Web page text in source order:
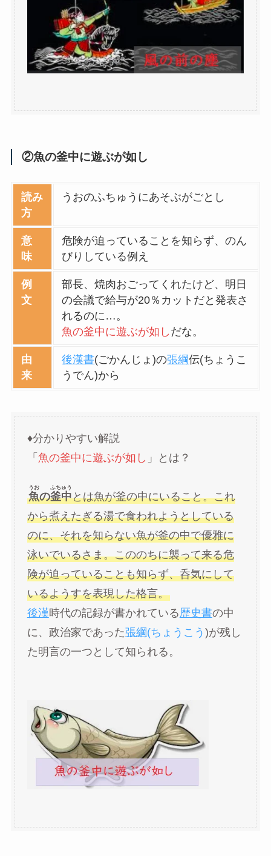
②魚の釜中に遊ぶが如し
読み
方
うおのふちゅうにあそぶがごとし
意
味
危険が迫っていることを知らず、のん
びりしている例え
例
文
部長、焼肉おごってくれたけど、明日
の会議で給与が20％カットだと発表さ
れるのに…。
魚の釜中に遊ぶが如し だな。
由
来
後漢書(ごかんじょ)の張綱伝(ちょうこ
うでん)から
♦分かりやすい解説
「 魚の釜中に遊ぶが如し 」とは？
魚
うお
の釜中
ふちゅう
とは魚が釜の中にいること。これ
から煮えたぎる湯で食われようとしている
のに、それを知らない魚が釜の中で優雅に
泳いでいるさま。こののちに襲って来る危
険が迫っていることも知らず、呑気にして
いるようすを表現した格言。
後漢時代の記録が書かれている歴史書の中
に、政治家であった張綱(ちょうこう )が残し
た明言の一つとして知られる。